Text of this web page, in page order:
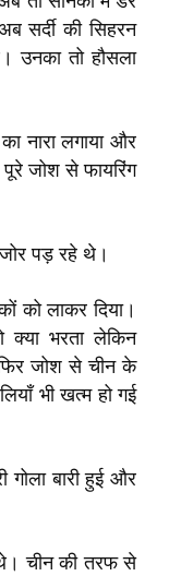
सर्दी की सिहरन
उनका तो हौसला
नारा लगाया और
जोश से फायरिंग
पड़ रहे थे।
को लाकर दिया।
क्या भरता लेकिन
जोश से चीन के
भी खत्म हो गई
बारी हुई और
चीन की तरफ से